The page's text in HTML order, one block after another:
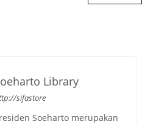
Library
sifastore
Soeharto merupakan